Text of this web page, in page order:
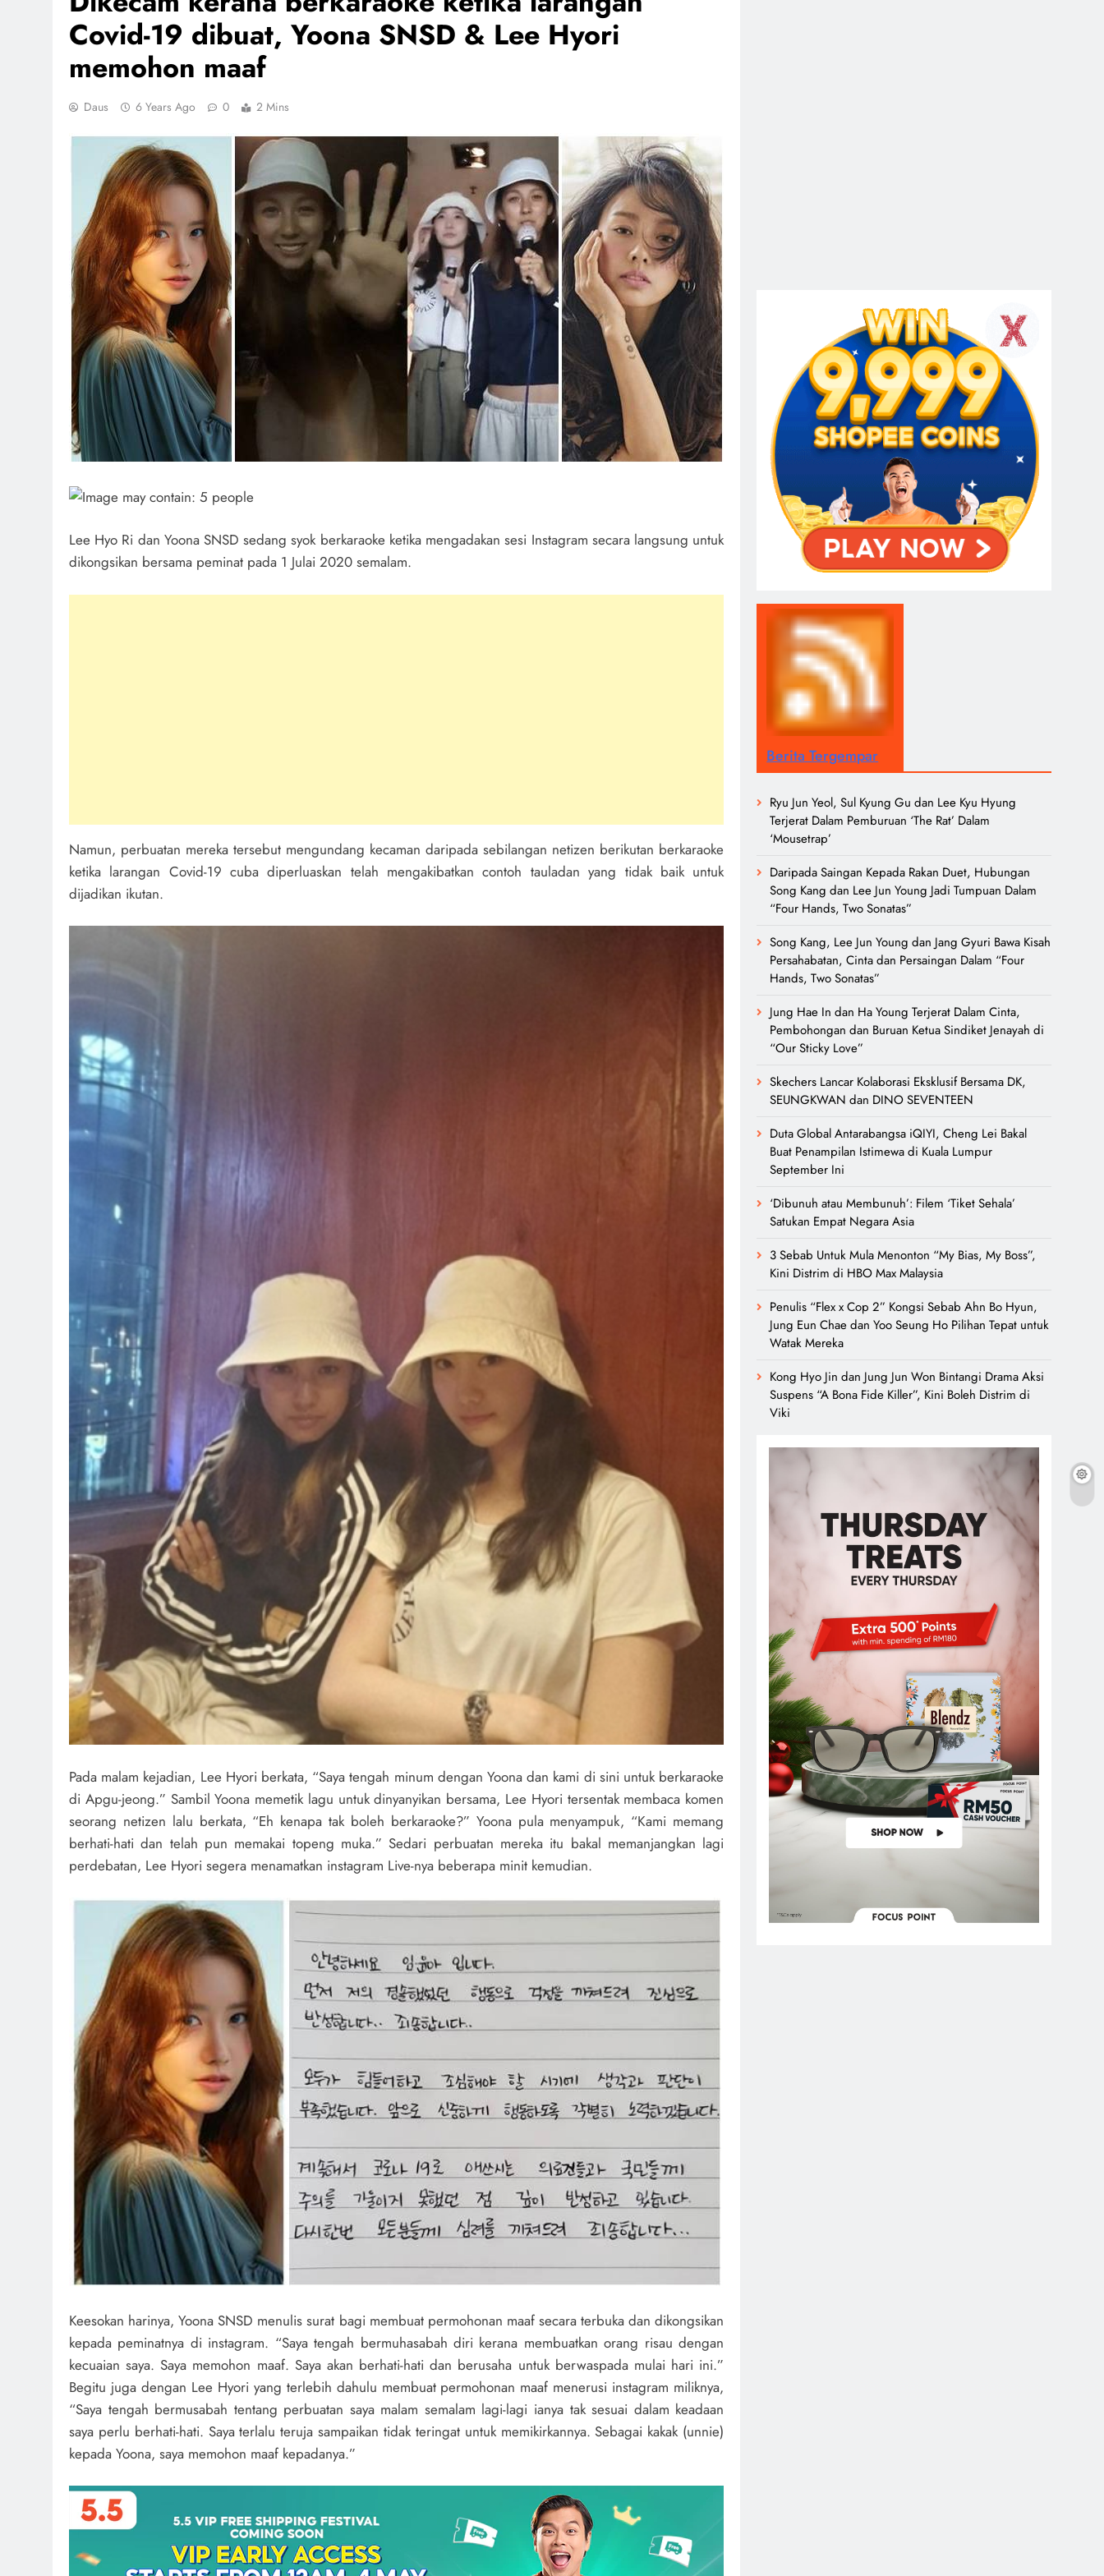
Covid-19 dibuat, Yoona SNSD & Lee Hyori
memohon maaf
Daus 6 Years Ago 0 2 Mins
Lee Hyo Ri dan Yoona SNSD sedang syok berkaraoke ketika mengadakan sesi Instagram secara langsung untuk
dikongsikan bersama peminat pada 1 Julai 2020 semalam.
Namun, perbuatan mereka tersebut mengundang kecaman daripada sebilangan netizen berikutan berkaraoke
ketika larangan Covid-19 cuba diperluaskan telah mengakibatkan contoh tauladan yang tidak baik untuk
dijadikan ikutan.
Pada malam kejadian, Lee Hyori berkata, “Saya tengah minum dengan Yoona dan kami di sini untuk berkaraoke
di Apgu-jeong.” Sambil Yoona memetik lagu untuk dinyanyikan bersama, Lee Hyori tersentak membaca komen
seorang netizen lalu berkata, “Eh kenapa tak boleh berkaraoke?” Yoona pula menyampuk, “Kami memang
berhati-hati dan telah pun memakai topeng muka.” Sedari perbuatan mereka itu bakal memanjangkan lagi
perdebatan, Lee Hyori segera menamatkan instagram Live-nya beberapa minit kemudian.
Keesokan harinya, Yoona SNSD menulis surat bagi membuat permohonan maaf secara terbuka dan dikongsikan
kepada peminatnya di instagram. “Saya tengah bermuhasabah diri kerana membuatkan orang risau dengan
kecuaian saya. Saya memohon maaf. Saya akan berhati-hati dan berusaha untuk berwaspada mulai hari ini.”
Begitu juga dengan Lee Hyori yang terlebih dahulu membuat permohonan maaf menerusi instagram miliknya,
“Saya tengah bermusabah tentang perbuatan saya malam semalam lagi-lagi ianya tak sesuai dalam keadaan
saya perlu berhati-hati. Saya terlalu teruja sampaikan tidak teringat untuk memikirkannya. Sebagai kakak (unnie)
kepada Yoona, saya memohon maaf kepadanya.”
Berita Tergempar
Ryu Jun Yeol, Sul Kyung Gu dan Lee Kyu Hyung
Terjerat Dalam Pemburuan ‘The Rat’ Dalam
‘Mousetrap’
Daripada Saingan Kepada Rakan Duet, Hubungan
Song Kang dan Lee Jun Young Jadi Tumpuan Dalam
“Four Hands, Two Sonatas”
Song Kang, Lee Jun Young dan Jang Gyuri Bawa Kisah
Persahabatan, Cinta dan Persaingan Dalam “Four
Hands, Two Sonatas”
Jung Hae In dan Ha Young Terjerat Dalam Cinta,
Pembohongan dan Buruan Ketua Sindiket Jenayah di
“Our Sticky Love”
Skechers Lancar Kolaborasi Eksklusif Bersama DK,
SEUNGKWAN dan DINO SEVENTEEN
Duta Global Antarabangsa iQIYI, Cheng Lei Bakal
Buat Penampilan Istimewa di Kuala Lumpur
September Ini
‘Dibunuh atau Membunuh’: Filem ‘Tiket Sehala’
Satukan Empat Negara Asia
3 Sebab Untuk Mula Menonton “My Bias, My Boss”,
Kini Distrim di HBO Max Malaysia
Penulis “Flex x Cop 2” Kongsi Sebab Ahn Bo Hyun,
Jung Eun Chae dan Yoo Seung Ho Pilihan Tepat untuk
Watak Mereka
Kong Hyo Jin dan Jung Jun Won Bintangi Drama Aksi
Suspens “A Bona Fide Killer”, Kini Boleh Distrim di
Viki